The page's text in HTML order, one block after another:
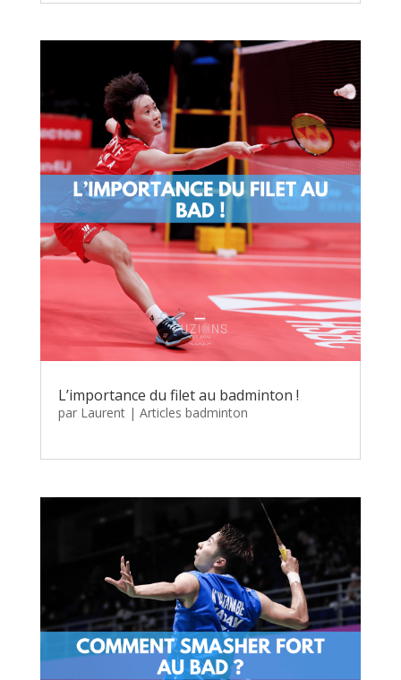
L’importance du filet au badminton !
par Laurent| Articles badminton